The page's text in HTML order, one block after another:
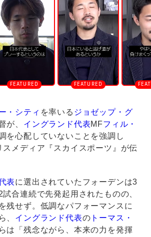
u
t
e
・シティ を率いる ジョゼップ・グ
が、 イングランド代表MFフィル・
を心配していないことを強調し
スメディア『スカイスポーツ』が伝
表に選出されていたフォーデンは3
合連続で先発起用されたものの、
残せず。低調なパフォーマンスに
、 イングランド代表の トーマス・
は「残念ながら、本来の力を発揮